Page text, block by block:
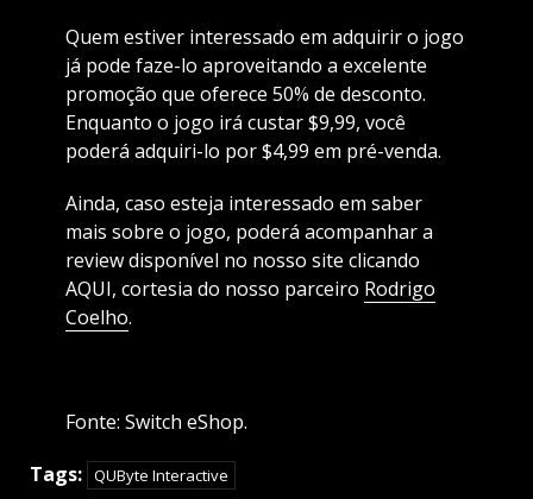
Quem estiver interessado em adquirir o jogo
já pode faze-lo aproveitando a excelente
promoção que oferece 50% de desconto.
Enquanto o jogo irá custar $9,99, você
poderá adquiri-lo por $4,99 em pré-venda.
Ainda, caso esteja interessado em saber
mais sobre o jogo, poderá acompanhar a
review disponível no nosso site clicando
AQUI, cortesia do nosso parceiro Rodrigo
Coelho.
Fonte: Switch eShop.
Tags: QUByte Interactive